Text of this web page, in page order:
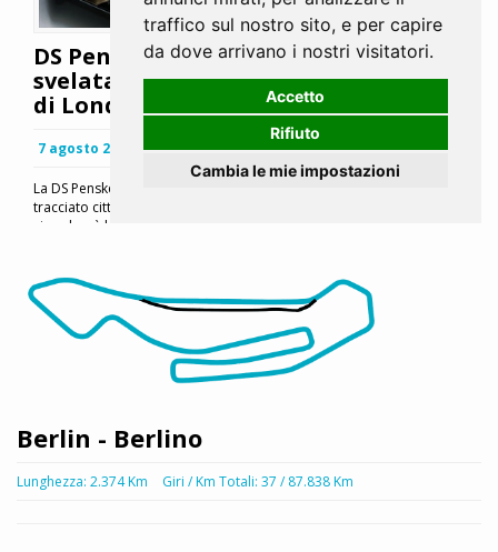
Berlin - Berlino
Lunghezza: 2.374 Km Giri / Km Totali: 37 / 87.838 Km